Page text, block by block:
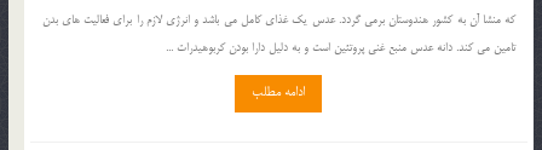
که منشا آن به کشور هندوستان برمي گردد. عدس يک غذاي کامل مي باشد و انرژي لازم را براي فعاليت هاي بدن
تامين مي کند. دانه عدس منبع غني پروتئين است و به دليل دارا بودن کربوهيدرات ...
ادامه مطلب